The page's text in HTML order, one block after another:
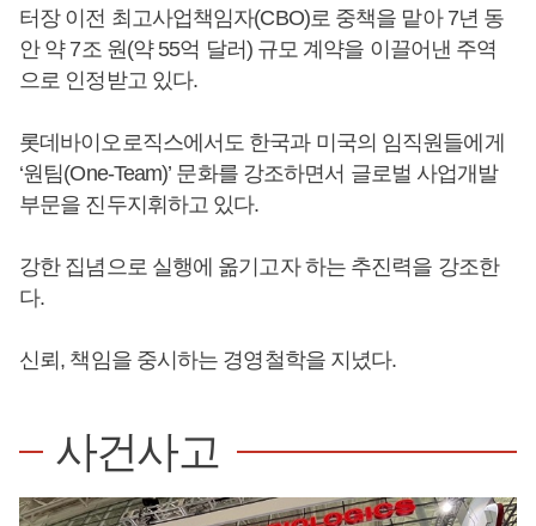
터장 이전 최고사업책임자(CBO)로 중책을 맡아 7년 동
안 약 7조 원(약 55억 달러) 규모 계약을 이끌어낸 주역
으로 인정받고 있다.
롯데바이오로직스에서도 한국과 미국의 임직원들에게
‘원팀(One-Team)’ 문화를 강조하면서 글로벌 사업개발
부문을 진두지휘하고 있다.
강한 집념으로 실행에 옮기고자 하는 추진력을 강조한
다.
신뢰, 책임을 중시하는 경영철학을 지녔다.
사건사고